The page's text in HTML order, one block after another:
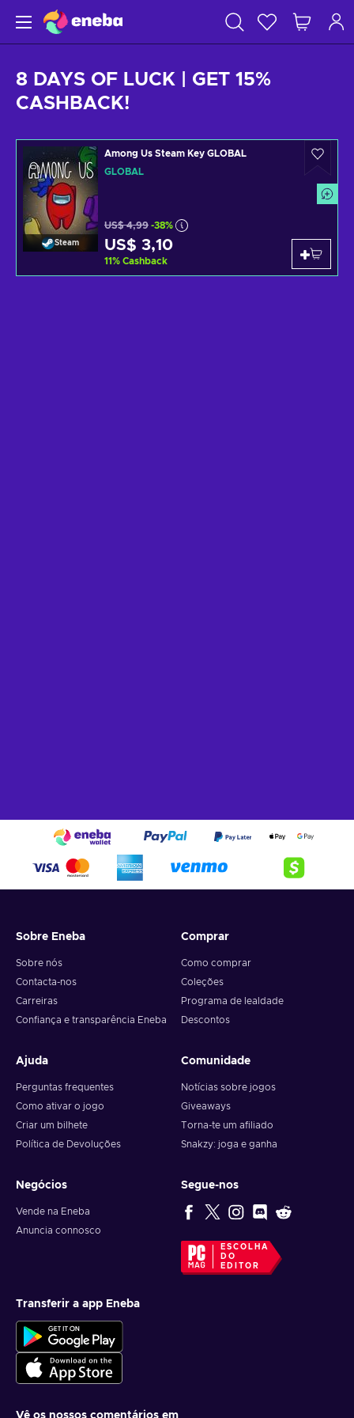
8 DAYS OF LUCK | GET 15%
CASHBACK!
Steam
Among Us Steam Key GLOBAL
GLOBAL
US$ 4,99 -38%
US$ 3,10
11% Cashback
Sobre Eneba
Sobre nós
Contacta-nos
Carreiras
Confiança e transparência Eneba
Comprar
Como comprar
Coleções
Programa de lealdade
Descontos
Ajuda
Perguntas frequentes
Como ativar o jogo
Criar um bilhete
Política de Devoluções
Comunidade
Notícias sobre jogos
Giveaways
Torna-te um afiliado
Snakzy: joga e ganha
Negócios
Vende na Eneba
Anuncia connosco
Segue-nos
ESCOLHA
DO
EDITOR
Transferir a app Eneba
Vê os nossos comentários em